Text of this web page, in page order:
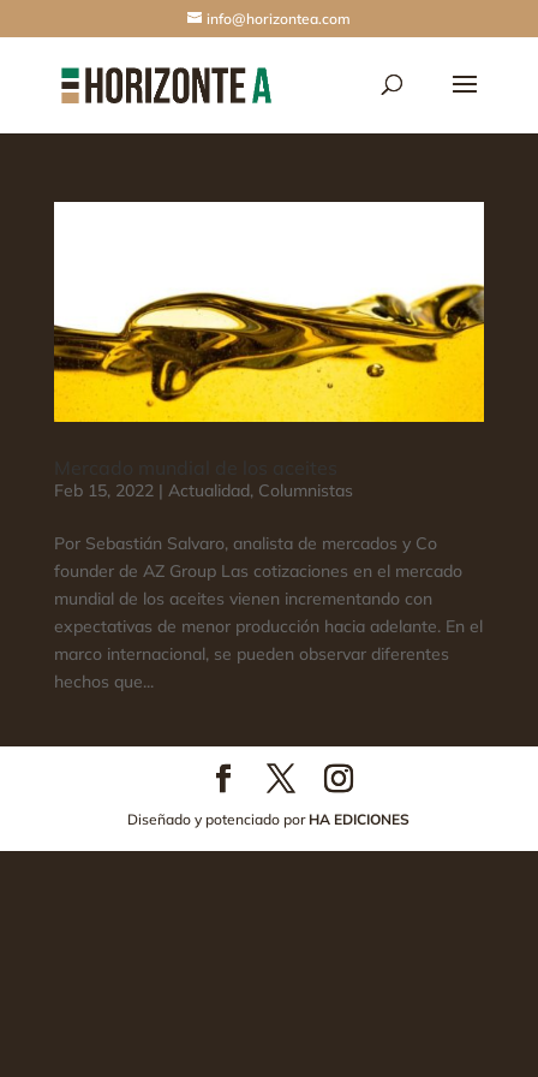
info@horizontea.com
Feb 15, 2022| Actualidad, Columnistas
Por Sebastián Salvaro, analista de mercados y Co
founder de AZ Group Las cotizaciones en el mercado
mundial de los aceites vienen incrementando con
expectativas de menor producción hacia adelante. En el
marco internacional, se pueden observar diferentes
hechos que...
Diseñado y potenciado por HA EDICIONES